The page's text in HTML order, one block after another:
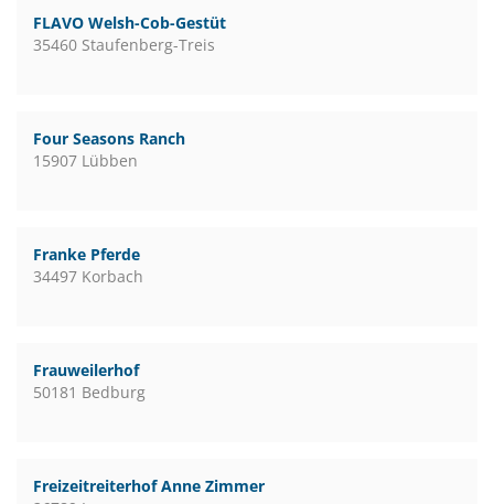
FLAVO Welsh-Cob-Gestüt
35460 Staufenberg-Treis
Four Seasons Ranch
15907 Lübben
Franke Pferde
34497 Korbach
Frauweilerhof
50181 Bedburg
Freizeitreiterhof Anne Zimmer